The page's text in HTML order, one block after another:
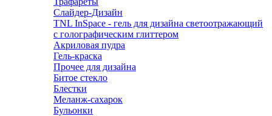
Слайдер-Дизайн
TNL InSpace - гель для дизайна светоотражающий
с голографическим глиттером
Акриловая пудра
Гель-краска
Прочее для дизайна
Битое стекло
Блестки
Меланж-сахарок
Бульонки